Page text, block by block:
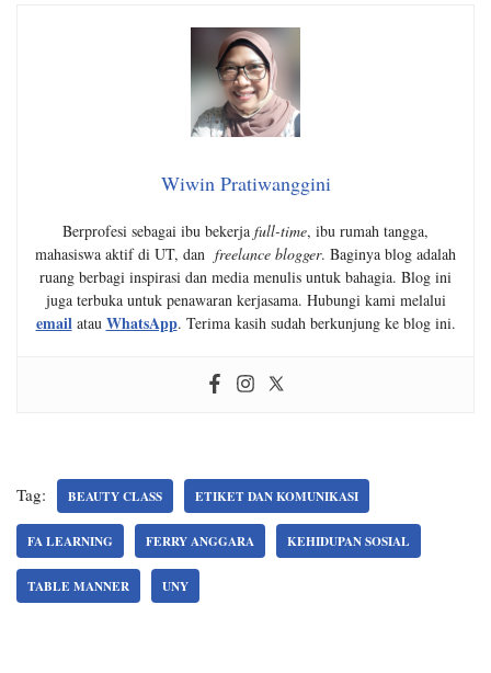
Wiwin Pratiwanggini
Berprofesi sebagai ibu bekerja full-time, ibu rumah tangga,
mahasiswa aktif di UT, dan freelance blogger. Baginya blog adalah
ruang berbagi inspirasi dan media menulis untuk bahagia. Blog ini
juga terbuka untuk penawaran kerjasama. Hubungi kami melalui
emailatau WhatsApp. Terima kasih sudah berkunjung ke blog ini.
Tag: BEAUTY CLASS ETIKET DAN KOMUNIKASI
FA LEARNING FERRY ANGGARA KEHIDUPAN SOSIAL
TABLE MANNER UNY